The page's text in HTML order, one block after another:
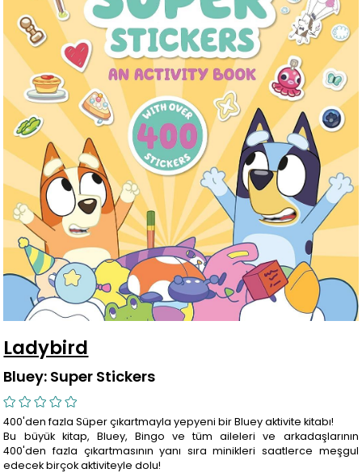
Ladybird
Bluey: Super Stickers
400'den fazla Süper çıkartmayla yepyeni bir Bluey aktivite kitabı!
Bu büyük kitap, Bluey, Bingo ve tüm aileleri ve arkadaşlarının
400'den fazla çıkartmasının yanı sıra minikleri saatlerce meşgul
edecek birçok aktiviteyle dolu!